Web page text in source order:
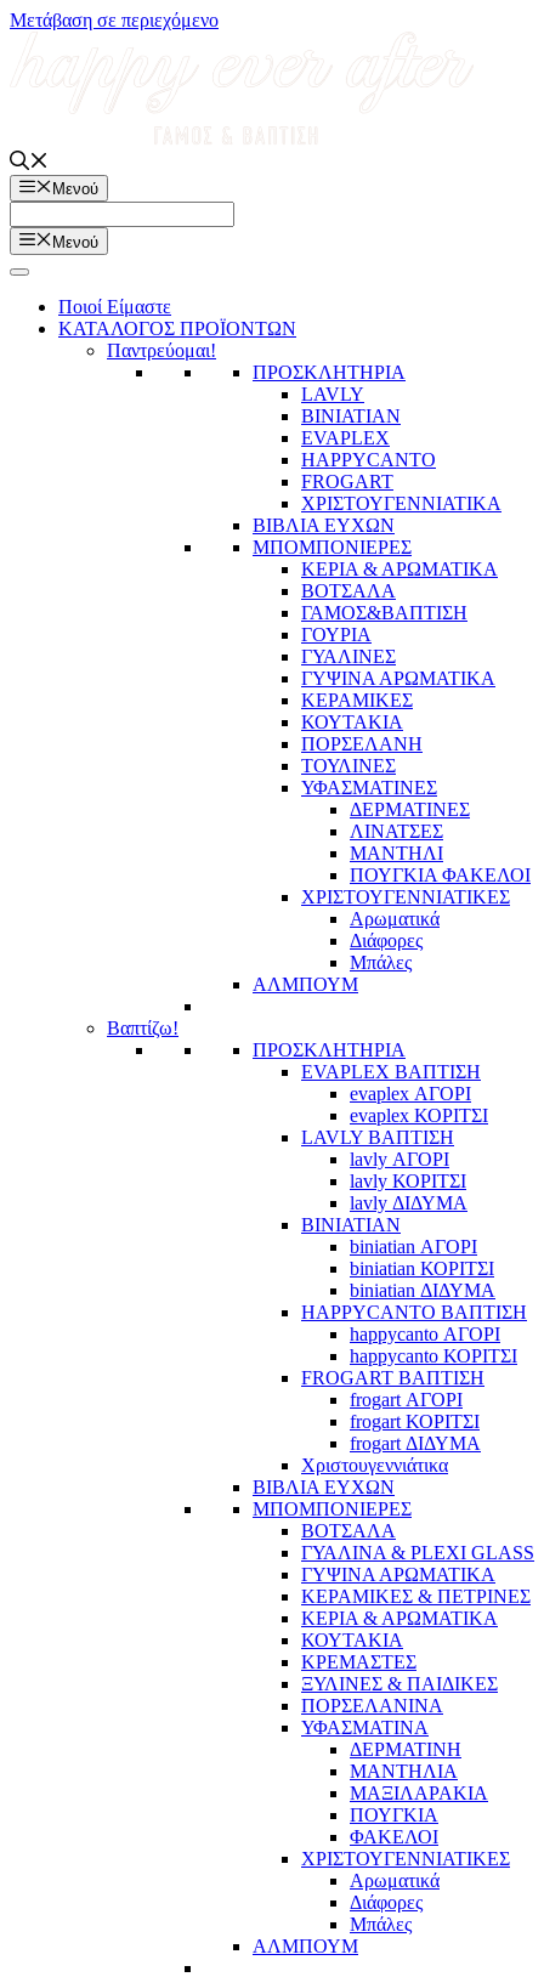
Μετάβαση σε περιεχόμενο
Μενού
Μενού
Ποιοί Είμαστε
ΚΑΤΑΛΟΓΟΣ ΠΡΟΪΟΝΤΩΝ
Παντρεύομαι!
ΠΡΟΣΚΛΗΤΗΡΙΑ
LAVLY
BINIATIAN
EVAPLEX
HAPPYCANTO
FROGART
ΧΡΙΣΤΟΥΓΕΝΝΙΑΤΙΚΑ
ΒΙΒΛΙΑ ΕΥΧΩΝ
ΜΠΟΜΠΟΝΙΕΡΕΣ
ΚΕΡΙΑ & ΑΡΩΜΑΤΙΚΑ
ΒΟΤΣΑΛΑ
ΓΑΜΟΣ&ΒΑΠΤΙΣΗ
ΓΟΥΡΙΑ
ΓΥΑΛΙΝΕΣ
ΓΥΨΙΝΑ ΑΡΩΜΑΤΙΚΑ
ΚΕΡΑΜΙΚΕΣ
ΚΟΥΤΑΚΙΑ
ΠΟΡΣΕΛΑΝΗ
ΤΟΥΛΙΝΕΣ
ΥΦΑΣΜΑΤΙΝΕΣ
ΔΕΡΜΑΤΙΝΕΣ
ΛΙΝΑΤΣΕΣ
ΜΑΝΤΗΛΙ
ΠΟΥΓΚΙΑ ΦΑΚΕΛΟΙ
ΧΡΙΣΤΟΥΓΕΝΝΙΑΤΙΚΕΣ
Αρωματικά
Διάφορες
Μπάλες
ΑΛΜΠΟΥΜ
Βαπτίζω!
ΠΡΟΣΚΛΗΤΗΡΙΑ
EVAPLEX ΒΑΠΤΙΣΗ
evaplex ΑΓΟΡΙ
evaplex ΚΟΡΙΤΣΙ
LAVLY ΒΑΠΤΙΣΗ
lavly ΑΓΟΡΙ
lavly ΚΟΡΙΤΣΙ
lavly ΔΙΔΥΜΑ
BINIATIAN
biniatian ΑΓΟΡΙ
biniatian ΚΟΡΙΤΣΙ
biniatian ΔΙΔΥΜΑ
HAPPYCANTO ΒΑΠΤΙΣΗ
happycanto ΑΓΟΡΙ
happycanto ΚΟΡΙΤΣΙ
FROGART ΒΑΠΤΙΣΗ
frogart ΑΓΟΡΙ
frogart ΚΟΡΙΤΣΙ
frogart ΔΙΔΥΜΑ
Χριστουγεννιάτικα
ΒΙΒΛΙΑ ΕΥΧΩΝ
ΜΠΟΜΠΟΝΙΕΡΕΣ
ΒΟΤΣΑΛΑ
ΓΥΑΛΙΝΑ & PLEXI GLASS
ΓΥΨΙΝΑ ΑΡΩΜΑΤΙΚΑ
ΚΕΡΑΜΙΚΕΣ & ΠΕΤΡΙΝΕΣ
ΚΕΡΙΑ & ΑΡΩΜΑΤΙΚΑ
ΚΟΥΤΑΚΙΑ
ΚΡΕΜΑΣΤΕΣ
ΞΥΛΙΝΕΣ & ΠΑΙΔΙΚΕΣ
ΠΟΡΣΕΛΑΝΙΝΑ
ΥΦΑΣΜΑΤΙΝA
ΔΕΡΜΑΤΙΝΗ
ΜΑΝΤΗΛΙΑ
ΜΑΞΙΛΑΡΑΚΙΑ
ΠΟΥΓΚΙΑ
ΦΑΚΕΛΟΙ
ΧΡΙΣΤΟΥΓΕΝΝΙΑΤΙΚΕΣ
Αρωματικά
Διάφορες
Μπάλες
ΑΛΜΠΟΥΜ